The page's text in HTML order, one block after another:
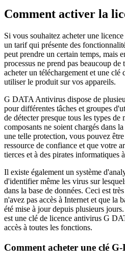
Comment activer la
Si vous souhaitez acheter une
un tarif qui présente des
peut prendre un certain temps, mais
processus ne prend pas beaucoup de
acheter un téléchargement et une
utiliser le produit sur vos appareils.
G DATA Antivirus dispose de
pour différentes tâches et groupes
de détecter presque tous les types de
composants ne soient chargés dans
une telle protection, vous pouvez
ressource de confiance et que votre
tierces et à des pirates informatiques
Il existe également un système
d'identifier même les virus sur
dans la base de données. Ceci est
n'avez pas accès à Internet et que la
été mise à jour depuis plusieurs
est une clé de licence antivirus G
accès à toutes les fonctions.
Comment acheter une clé